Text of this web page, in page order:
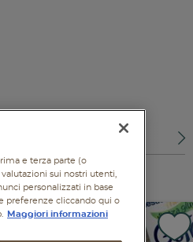
e terza parte (o
sui nostri utenti,
personalizzati in base
preferenze cliccando qui o
Maggiori informazioni